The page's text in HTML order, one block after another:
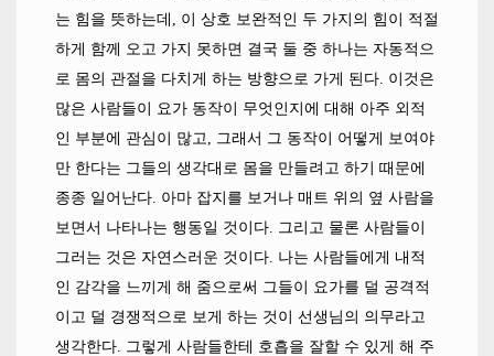
는 힘을 뜻하는데 , 이 상호 보완적인 두 가지의 힘이 적절
하게 함께 오고 가지 못하면 결국 둘 중 하나는 자동적으
로 몸의 관절을 다치게 하는 방향으로 가게 된다. 이것은
많은 사람들이 요가 동작이 무엇인지에 대해 아주 외적
인 부분에 관심이 많고, 그래서 그 동작이 어떻게 보여야
만 한다는 그들의 생각대로 몸을 만들려고 하기 때문에
종종 일어난다. 아마 잡지를 보거나 매트 위의 옆 사람을
보면서 나타나는 행동일 것이다. 그리고 물론 사람들이
그러는 것은 자연스러운 것이다. 나는 사람들에게 내적
인 감각을 느끼게 해 줌으로써 그들이 요가를 덜 공격적
이고 덜 경쟁적으로 보게 하는 것이 선생님의 의무라고
생각한다. 그렇게 사람들한테 호흡을 잘할 수 있게 해 주